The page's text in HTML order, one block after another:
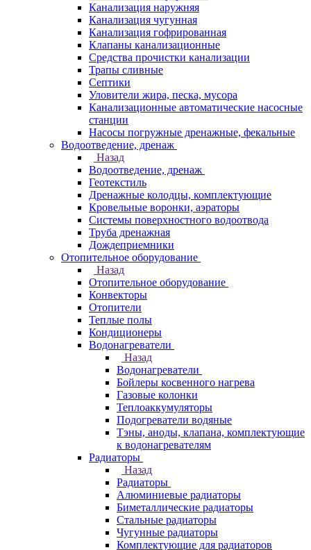
Канализация наружняя
Канализация чугунная
Канализация гофрированная
Клапаны канализационные
Средства прочистки канализации
Трапы сливные
Септики
Уловители жира, песка, мусора
Канализационные автоматические насосные
станции
Насосы погружные дренажные, фекальные
Водоотведение, дренаж
Назад
Водоотведение, дренаж
Геотекстиль
Дренажные колодцы, комплектующие
Кровельные воронки, аэраторы
Системы поверхностного водоотвода
Труба дренажная
Дождеприемники
Отопительное оборудование
Назад
Отопительное оборудование
Конвекторы
Отопители
Теплые полы
Кондиционеры
Водонагреватели
Назад
Водонагреватели
Бойлеры косвенного нагрева
Газовые колонки
Теплоаккумуляторы
Подогреватели водяные
Тэны, аноды, клапана, комплектующие
к водонагревателям
Радиаторы
Назад
Радиаторы
Алюминиевые радиаторы
Биметаллические радиаторы
Стальные радиаторы
Чугунные радиаторы
Комплектующие для радиаторов